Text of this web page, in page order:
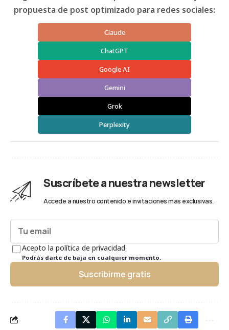
propuesta de post optimizado para redes sociales:
Claude
ChatGPT
Google AI
Gemini
Grok
Perplexity
Suscríbete a nuestra newsletter
Accede a nuestro contenido e invitaciones más exclusivas.
Acepto la política de privacidad.
Podrás darte de baja en cualquier momento.
Suscribirme gratis